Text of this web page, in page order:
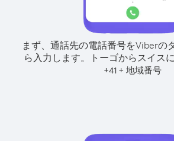
まず、通話先の電話番号をViberの
ら入力します。
トーゴからスイス
+41 + 地域番号